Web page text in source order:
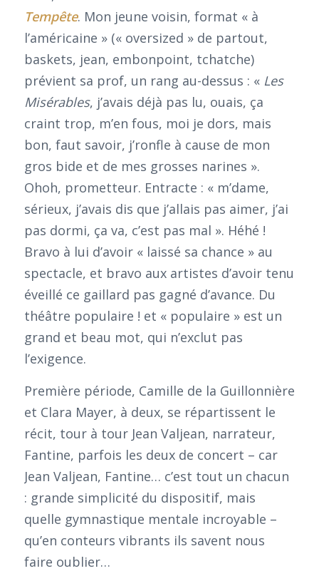
Tempête. Mon jeune voisin, format « à
l’américaine » (« oversized » de partout,
baskets, jean, embonpoint, tchatche)
prévient sa prof, un rang au-dessus : « Les
Misérables, j’avais déjà pas lu, ouais, ça
craint trop, m’en fous, moi je dors, mais
bon, faut savoir, j’ronfle à cause de mon
gros bide et de mes grosses narines ».
Ohoh, prometteur. Entracte : « m’dame,
sérieux, j’avais dis que j’allais pas aimer, j’ai
pas dormi, ça va, c’est pas mal ». Héhé !
Bravo à lui d’avoir « laissé sa chance » au
spectacle, et bravo aux artistes d’avoir tenu
éveillé ce gaillard pas gagné d’avance. Du
théâtre populaire ! et « populaire » est un
grand et beau mot, qui n’exclut pas
l’exigence.
Première période, Camille de la Guillonnière
et Clara Mayer, à deux, se répartissent le
récit, tour à tour Jean Valjean, narrateur,
Fantine, parfois les deux de concert – car
Jean Valjean, Fantine… c’est tout un chacun
: grande simplicité du dispositif, mais
quelle gymnastique mentale incroyable –
qu’en conteurs vibrants ils savent nous
faire oublier…